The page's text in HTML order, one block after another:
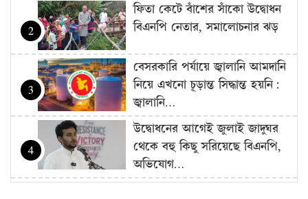
2
ফিতা কেটে বাঁশের সাঁকো উদ্বোধন
বিএনপি নেতার, সমালোচনার ঝড়
3
বেসরকারি পর্যায়ে জ্বালানি আমদানি
নিয়ে এখনো চূড়ান্ত সিদ্ধান্ত হয়নি:
জ্বালানি…
4
উদ্বোধনের আগেই জুলাই জাদুঘর
থেকে বহু কিছু সরিয়েছে বিএনপি,
অভিযোগ…